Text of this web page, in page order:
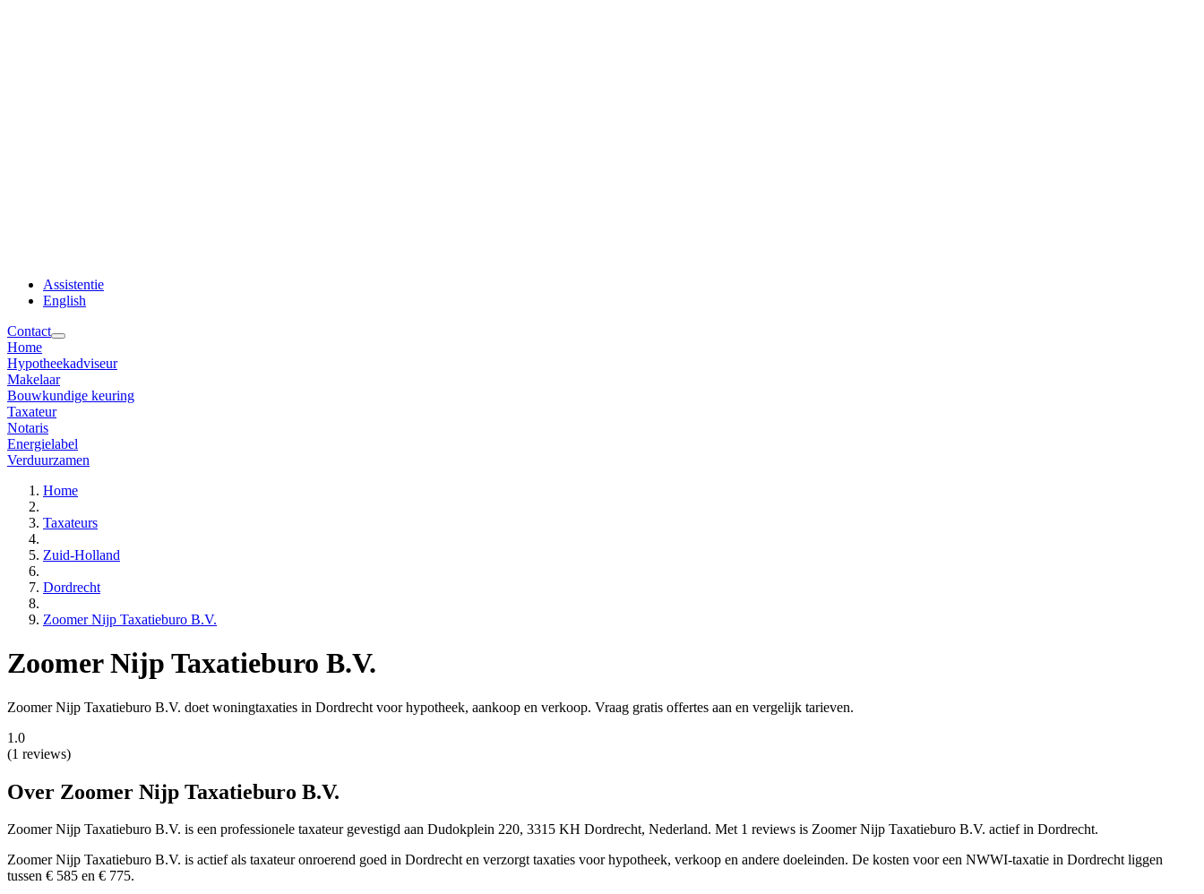
Assistentie
English
Contact
Home
Hypotheekadviseur
Makelaar
Bouwkundige keuring
Taxateur
Notaris
Energielabel
Verduurzamen
Home
Taxateurs
Zuid-Holland
Dordrecht
Zoomer Nijp Taxatieburo B.V.
Zoomer Nijp Taxatieburo B.V.
Zoomer Nijp Taxatieburo B.V. doet woningtaxaties in Dordrecht voor hypotheek, aankoop en verkoop. Vraag gratis offertes aan en vergelijk tarieven.
1.0
(1 reviews)
Over Zoomer Nijp Taxatieburo B.V.
Zoomer Nijp Taxatieburo B.V. is een professionele taxateur gevestigd aan Dudokplein 220, 3315 KH Dordrecht, Nederland. Met 1 reviews is Zoomer Nijp Taxatieburo B.V. actief in Dordrecht.
Zoomer Nijp Taxatieburo B.V. is actief als taxateur onroerend goed in Dordrecht en verzorgt taxaties voor hypotheek, verkoop en andere doeleinden. De kosten voor een NWWI-taxatie in Dordrecht liggen
tussen € 585 en € 775.